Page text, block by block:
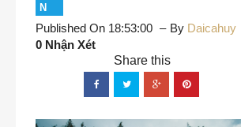
N
Published On 18:53:00 By Daicahuy
0 Nhận Xét